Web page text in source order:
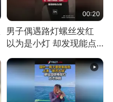
00:20
男子偶遇路灯螺丝发红
以为是小灯 却发现能点
燃香烟 当事人：已报警
处理